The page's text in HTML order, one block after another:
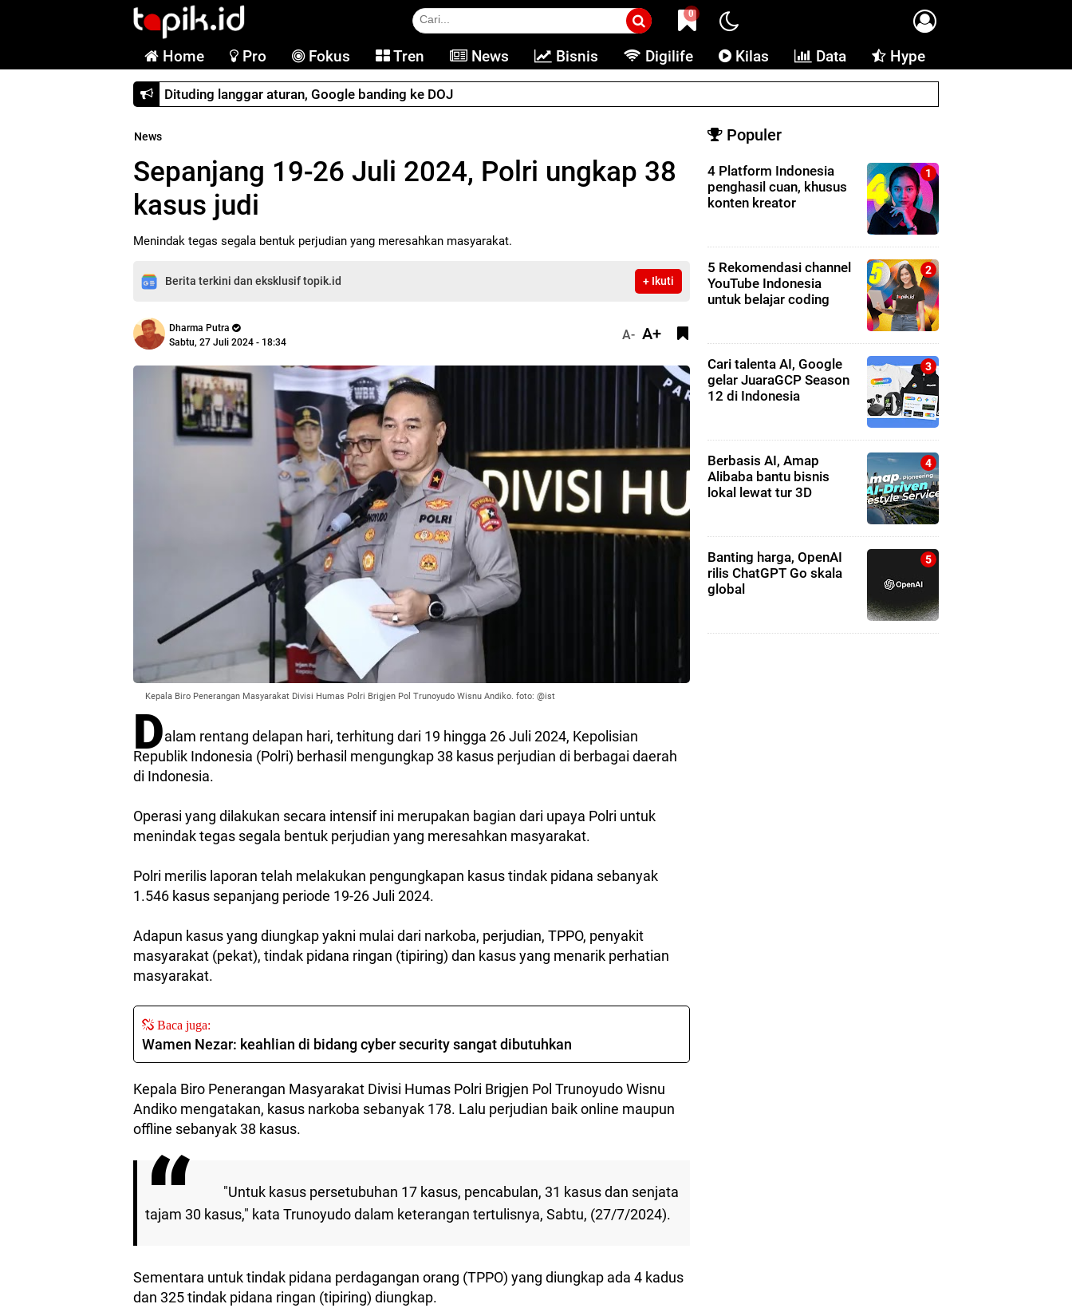
0
Home Pro Fokus Tren News Bisnis Digilife Kilas Data Hype
Dituding langgar aturan, Google banding ke DOJ
News
Sepanjang 19-26 Juli 2024, Polri ungkap 38
kasus judi
Menindak tegas segala bentuk perjudian yang meresahkan masyarakat.
Berita terkini dan eksklusif topik.id + Ikuti
Dharma Putra
Sabtu, 27 Juli 2024 - 18:34
A- A+
Kepala Biro Penerangan Masyarakat Divisi Humas Polri Brigjen Pol Trunoyudo Wisnu Andiko. foto: @ist
Dalam rentang delapan hari, terhitung dari 19 hingga 26 Juli 2024, Kepolisian
Republik Indonesia (Polri) berhasil mengungkap 38 kasus perjudian di berbagai daerah
di Indonesia.
Operasi yang dilakukan secara intensif ini merupakan bagian dari upaya Polri untuk
menindak tegas segala bentuk perjudian yang meresahkan masyarakat.
Polri merilis laporan telah melakukan pengungkapan kasus tindak pidana sebanyak
1.546 kasus sepanjang periode 19-26 Juli 2024.
Adapun kasus yang diungkap yakni mulai dari narkoba, perjudian, TPPO, penyakit
masyarakat (pekat), tindak pidana ringan (tipiring) dan kasus yang menarik perhatian
masyarakat.
Baca juga:
Wamen Nezar: keahlian di bidang cyber security sangat dibutuhkan
Kepala Biro Penerangan Masyarakat Divisi Humas Polri Brigjen Pol Trunoyudo Wisnu
Andiko mengatakan, kasus narkoba sebanyak 178. Lalu perjudian baik online maupun
offline sebanyak 38 kasus.
"Untuk kasus persetubuhan 17 kasus, pencabulan, 31 kasus dan senjata
tajam 30 kasus," kata Trunoyudo dalam keterangan tertulisnya, Sabtu, (27/7/2024).
Sementara untuk tindak pidana perdagangan orang (TPPO) yang diungkap ada 4 kadus
dan 325 tindak pidana ringan (tipiring) diungkap.
Populer
4 Platform Indonesia
penghasil cuan, khusus
konten kreator
5 Rekomendasi channel
YouTube Indonesia
untuk belajar coding
Cari talenta AI, Google
gelar JuaraGCP Season
12 di Indonesia
Berbasis AI, Amap
Alibaba bantu bisnis
lokal lewat tur 3D
Banting harga, OpenAI
rilis ChatGPT Go skala
global